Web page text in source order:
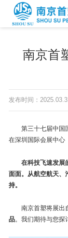
南京首
发布时间：
第三十七届中国
在深圳国际会展中心
在科技飞速发展
面面。从航空航天、
持。
南京首塑将展出
品。我们期待与您探